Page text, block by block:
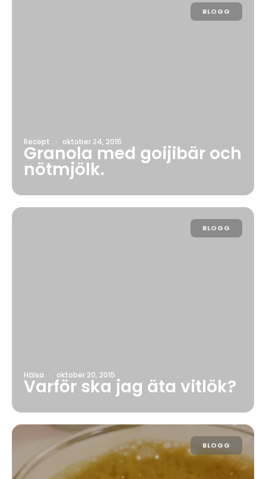
BLOGG
Recept · oktober 24, 2015
Granola med goijibär och
nötmjölk.
BLOGG
Hälsa · oktober 20, 2015
Varför ska jag äta vitlök?
BLOGG